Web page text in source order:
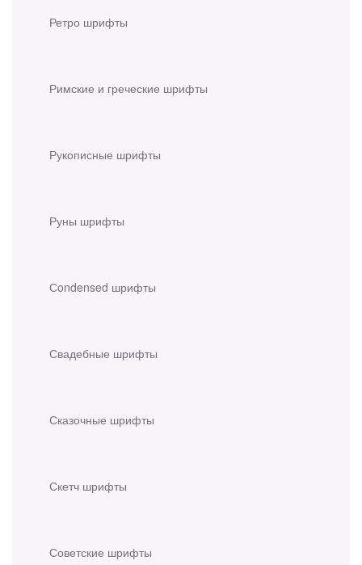
Ретро шрифты
Римские и греческие шрифты
Рукописные шрифты
Руны шрифты
Сondensed шрифты
Свадебные шрифты
Сказочные шрифты
Скетч шрифты
Советские шрифты